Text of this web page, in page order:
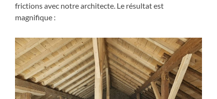
frictions avec notre architecte. Le résultat est
magnifique :